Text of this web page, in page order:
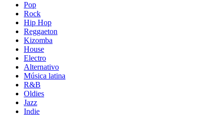
Pop
Rock
Hip Hop
Reggaeton
Kizomba
House
Electro
Alternativo
Música latina
R&B
Oldies
Jazz
Indie